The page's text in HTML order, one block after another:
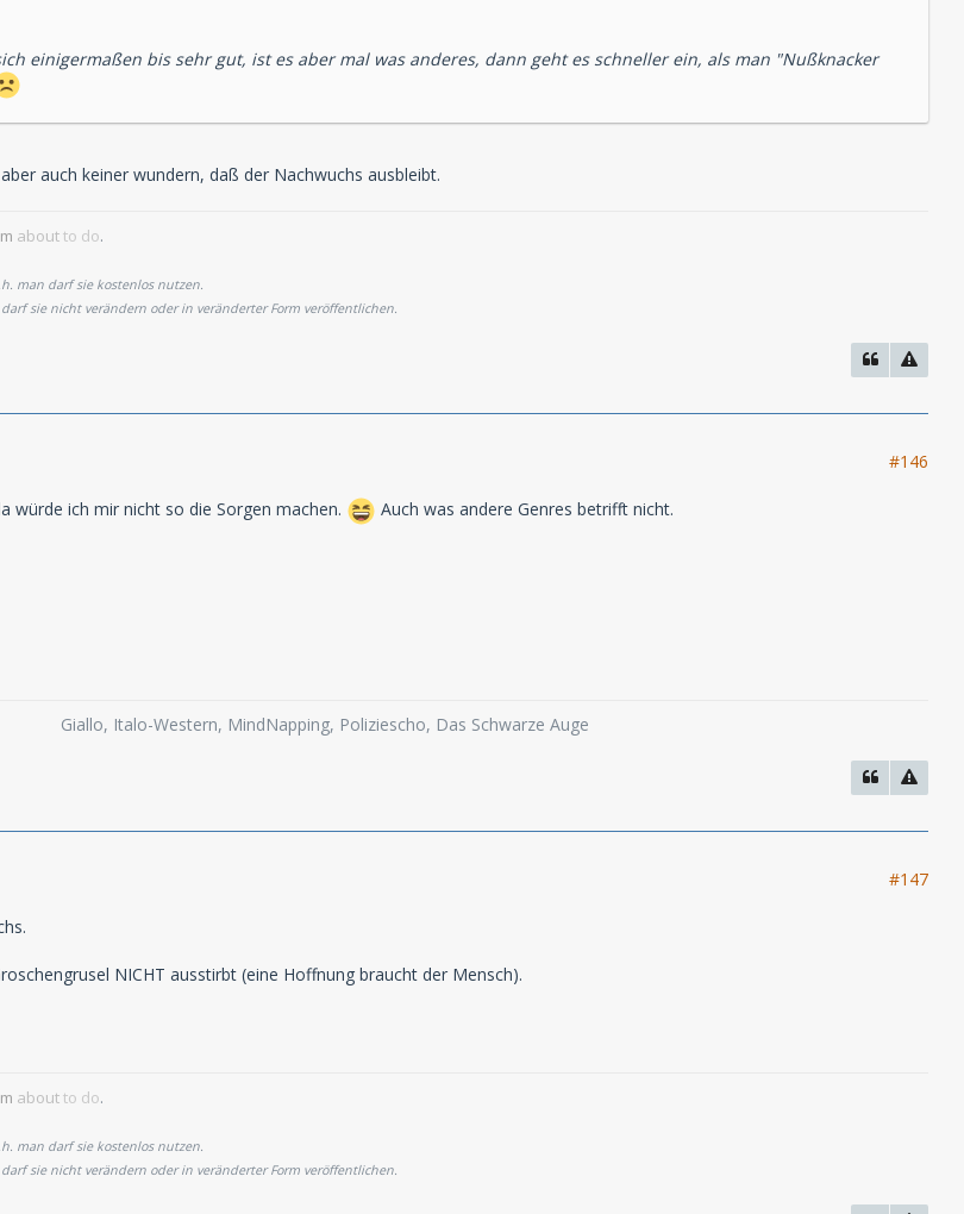
einigermaßen bis sehr gut, ist es aber mal was anderes, dann geht es schneller ein, als man "Nußknacker
auch keiner wundern, daß der Nachwuchs ausbleibt.
aboutto do.
man darf sie kostenlos nutzen.
sie nicht verändern oder in veränderter Form veröffentlichen.
#146
würde ich mir nicht so die Sorgen machen. Auch was andere Genres betrifft nicht.
Giallo, Italo-Western, MindNapping, Poliziescho, Das Schwarze Auge
#147
NICHT ausstirbt (eine Hoffnung braucht der Mensch).
aboutto do.
man darf sie kostenlos nutzen.
sie nicht verändern oder in veränderter Form veröffentlichen.